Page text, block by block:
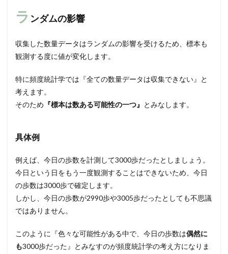
ラ ンダムの影響
収集した数量データはランダムの影響を受けるため、標本も
観測する度に値が変化します。
特に頻度統計学では『全ての数量データは収集できない』と
考えます。
そのため 『標本は数ある可能性の一つ』 とみなします。
具体例
例えば、今日の歩数を計測して3000歩だったとしましょう。
今日という日をもう一度観測することはできないため、今日
の歩数は3000歩で確定します。
しかし、今日の歩数が2990歩や3005歩だったとしても不思議
ではありません。
このように『色々な可能性がある中で、今日の歩数は偶然に
も3000歩だった』とみなすのが頻度統計学の考え方になりま